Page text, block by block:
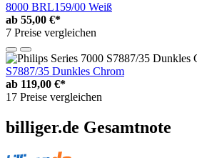
8000 BRL159/00 Weiß
ab 55,00 €*
7 Preise vergleichen
S7887/35 Dunkles Chrom
ab 119,00 €*
17 Preise vergleichen
billiger.de Gesamtnote